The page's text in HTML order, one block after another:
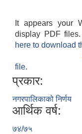
It appears your
display PDF files.
here to download
file.
प्रकार:
नगरपालिकाको निर्णय
आर्थिक वर्ष:
७४/७५